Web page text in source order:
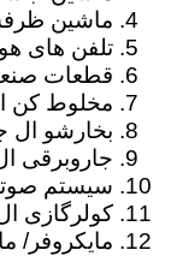
ماشین
تلفن های
قطعات
مخلوط کن
بخارشو ال
جاروبرقی
سیستم
کولرگازی
مایکروفر/